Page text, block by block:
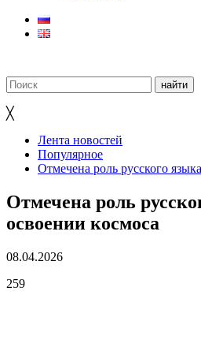
╳
Лента новостей
Популярное
Отмечена роль русского
Отмечена роль
освоении космоса
08.04.2026
259